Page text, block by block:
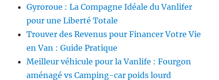
Gyroroue : La Compagne Idéale du Vanlifer
pour une Liberté Totale
Trouver des Revenus pour Financer Votre Vie
en Van : Guide Pratique
Meilleur véhicule pour la Vanlife : Fourgon
aménagé vs Camping-car poids lourd